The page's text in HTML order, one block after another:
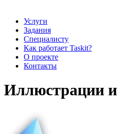
Услуги
Задания
Специалисту
Как работает Taskit?
О проекте
Контакты
Иллюстрации и